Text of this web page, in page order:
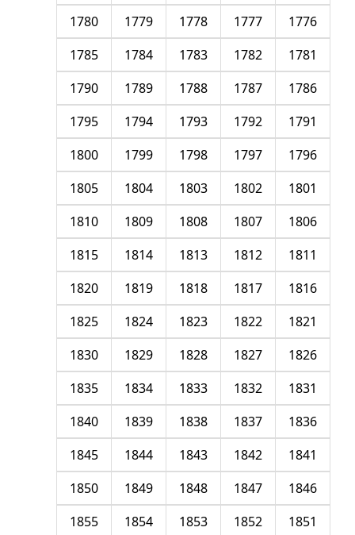
1776
1777
1778
1779
1780
1781
1782
1783
1784
1785
1786
1787
1788
1789
1790
1791
1792
1793
1794
1795
1796
1797
1798
1799
1800
1801
1802
1803
1804
1805
1806
1807
1808
1809
1810
1811
1812
1813
1814
1815
1816
1817
1818
1819
1820
1821
1822
1823
1824
1825
1826
1827
1828
1829
1830
1831
1832
1833
1834
1835
1836
1837
1838
1839
1840
1841
1842
1843
1844
1845
1846
1847
1848
1849
1850
1851
1852
1853
1854
1855